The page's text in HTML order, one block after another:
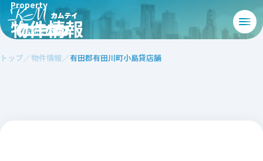
Property
物件情報
トップ 物件情報 有田郡有田川町小島貸店舗